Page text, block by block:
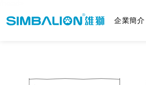
企業簡介